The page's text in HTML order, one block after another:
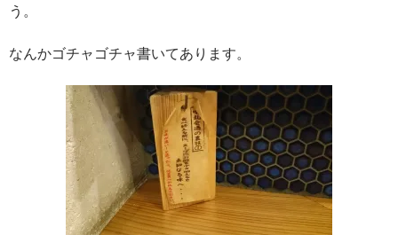
う。
なんかゴチャゴチャ書いてあります。